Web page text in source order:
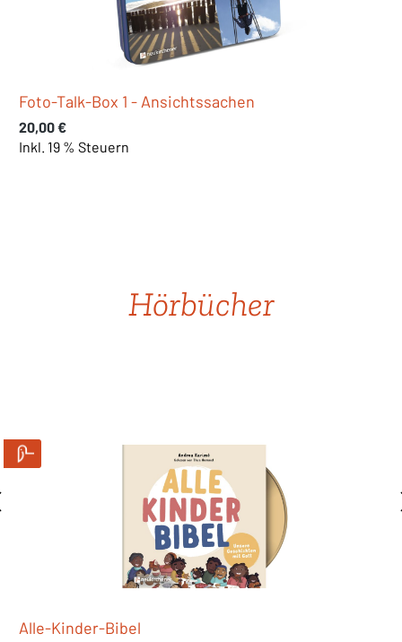
Foto-Talk-Box 2 - Blickwinkel
Regulärer Preis:
20,00 €
Inkl. 19 % Steuern
Hörbücher
Alle-Kinder-Bibel 2